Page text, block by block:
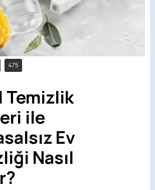
475
Temizlik
ile
Ev
Nasıl